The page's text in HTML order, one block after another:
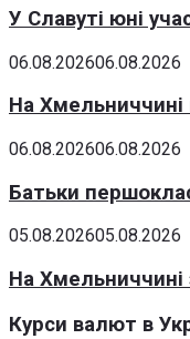
У Славуті юні
06.08.202606.08.2026
На Хмельниччині
06.08.202606.08.2026
Батьки
05.08.202605.08.2026
На Хмельниччині
Курси валют в